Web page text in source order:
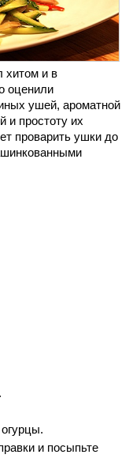
хитом и в
оценили
ушей, ароматной
и простоту их
проварить ушки до
и посыпьте